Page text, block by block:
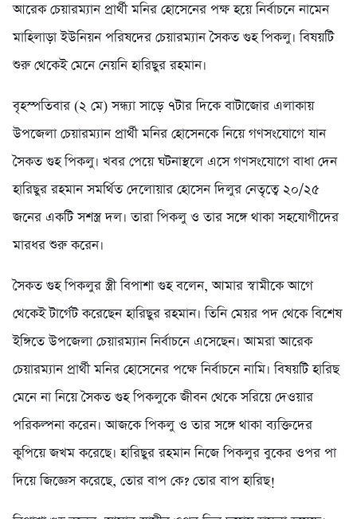
আরেক চেয়ারম্যান প্রার্থী মনির হোসেনের পক্ষ হয়ে নির্বাচনে নামেন
মাহিলাড়া ইউনিয়ন পরিষদের চেয়ারম্যান সৈকত গুহ পিকলু। বিষয়টি
শুরু থেকেই মেনে নেয়নি হারিছুর রহমান।
বৃহস্পতিবার (২ মে) সন্ধ্যা সাড়ে ৭টার দিকে বাটাজোর এলাকায়
উপজেলা চেয়ারম্যান প্রার্থী মনির হোসেনকে নিয়ে গণসংযোগে যান
সৈকত গুহ পিকলু। খবর পেয়ে ঘটনাস্থলে এসে গণসংযোগে বাধা দেন
হারিছুর রহমান সমর্থিত দেলোয়ার হোসেন দিলুর নেতৃত্বে ২০/২৫
জনের একটি সশস্ত্র দল। তারা পিকলু ও তার সঙ্গে থাকা সহযোগীদের
মারধর শুরু করেন।
সৈকত গুহ পিকলুর স্ত্রী বিপাশা গুহ বলেন, আমার স্বামীকে আগে
থেকেই টার্গেট করেছেন হারিছুর রহমান। তিনি মেয়র পদ থেকে বিশেষ
ইঙ্গিতে উপজেলা চেয়ারম্যান নির্বাচনে এসেছেন। আমরা আরেক
চেয়ারম্যান প্রার্থী মনির হোসেনের পক্ষে নির্বাচনে নামি। বিষয়টি হারিছ
মেনে না নিয়ে সৈকত গুহ পিকলুকে জীবন থেকে সরিয়ে দেওয়ার
পরিকল্পনা করেন। আজকে পিকলু ও তার সঙ্গে থাকা ব্যক্তিদের
কুপিয়ে জখম করেছে। হারিছুর রহমান নিজে পিকলুর বুকের ওপর পা
দিয়ে জিজ্ঞেস করেছে, তোর বাপ কে? তোর বাপ হারিছ!